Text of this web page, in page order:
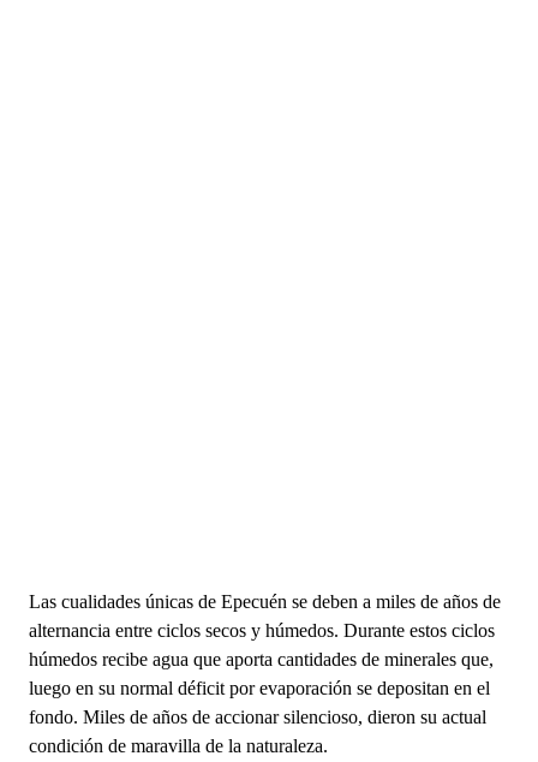
Las cualidades únicas de Epecuén se deben a miles de años de
alternancia entre ciclos secos y húmedos. Durante estos ciclos
húmedos recibe agua que aporta cantidades de minerales que,
luego en su normal déficit por evaporación se depositan en el
fondo. Miles de años de accionar silencioso, dieron su actual
condición de maravilla de la naturaleza.